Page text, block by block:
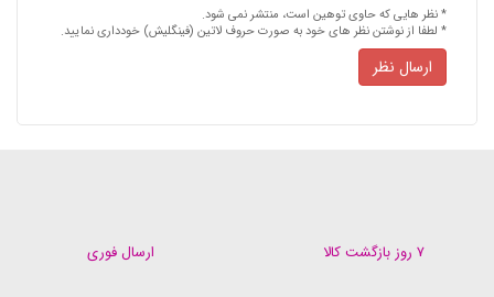
* نظر هایی كه حاوی توهین است، منتشر نمی شود.
* لطفا از نوشتن نظر های خود به صورت حروف لاتین (فینگلیش) خودداری نمایید.
ارسال نظر
ارسال فوری ۷ روز بازگشت کالا